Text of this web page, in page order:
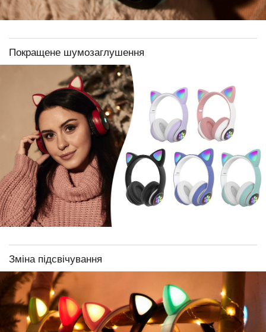
Покращене шумозаглушення
Зміна підсвічування